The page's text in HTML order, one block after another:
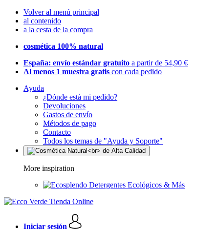
Volver al menú principal
al contenido
a la cesta de la compra
cosmética 100% natural
España: envío estándar gratuito a partir de 54,90 €
Al menos 1 muestra gratis con cada pedido
Ayuda
¿Dónde está mi pedido?
Devoluciones
Gastos de envío
Métodos de pago
Contacto
Todos los temas de "Ayuda y Soporte"
More inspiration
Detergentes Ecológicos & Más
Iniciar sesión